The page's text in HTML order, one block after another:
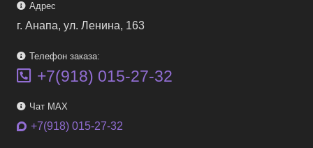
Адрес
г. Анапа, ул. Ленина, 163
Телефон заказа:
+7(918) 015-27-32
Чат MAX
+7(918) 015-27-32